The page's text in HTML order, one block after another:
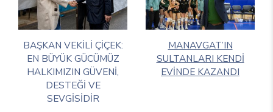
BAŞKAN VEKİLİ ÇİÇEK:
EN BÜYÜK GÜCÜMÜZ
HALKIMIZIN GÜVENİ,
DESTEĞİ VE
SEVGİSİDİR
MANAVGAT’IN
SULTANLARI KENDİ
EVİNDE KAZANDI